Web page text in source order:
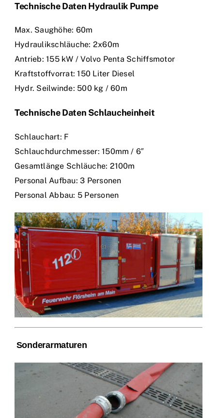
Technische Daten Hydraulik Pumpe
Max. Saughöhe: 60m
Hydraulikschläuche: 2x60m
Antrieb: 155 kW / Volvo Penta Schiffsmotor
Kraftstoffvorrat: 150 Liter Diesel
Hydr. Seilwinde: 500 kg / 60m
Technische Daten Schlaucheinheit
Schlauchart: F
Schlauchdurchmesser: 150mm / 6″
Gesamtlänge Schläuche: 2100m
Personal Aufbau: 3 Personen
Personal Abbau: 5 Personen
Sonderarmaturen